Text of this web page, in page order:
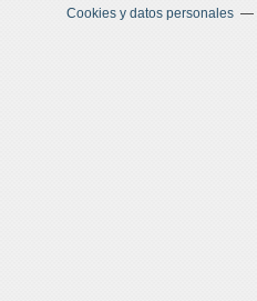
Cookies y datos personales